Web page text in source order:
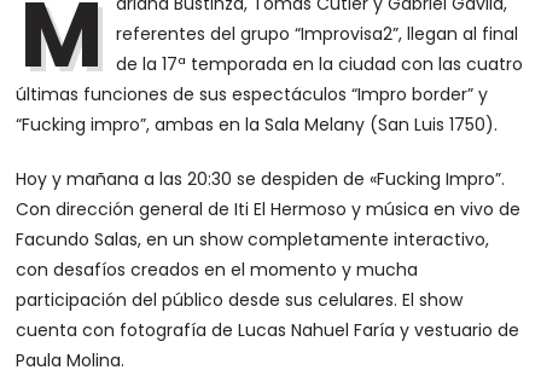
M referentes del grupo “Improvisa2”, llegan al final
de la 17ª temporada en la ciudad con las cuatro
últimas funciones de sus espectáculos “Impro border” y
“Fucking impro”, ambas en la Sala Melany (San Luis 1750).
Hoy y mañana a las 20:30 se despiden de «Fucking Impro”.
Con dirección general de Iti El Hermoso y música en vivo de
Facundo Salas, en un show completamente interactivo,
con desafíos creados en el momento y mucha
participación del público desde sus celulares. El show
cuenta con fotografía de Lucas Nahuel Faría y vestuario de
Paula Molina.